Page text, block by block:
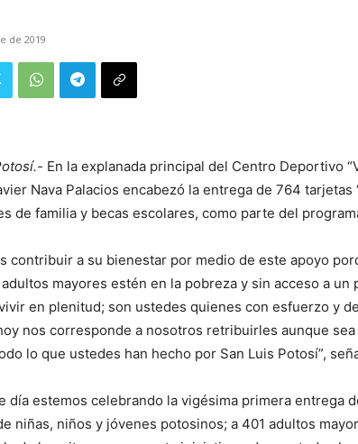
de 2019
En la explanada principal del Centro Deportivo
Nava Palacios encabezó la entrega de 764 tarjetas
de familia y becas escolares, como parte del
contribuir a su bienestar por medio de este apoyo
mayores estén en la pobreza y sin acceso a
en plenitud; son ustedes quienes con esfuerzo y
nos corresponde a nosotros retribuirles aunque
lo que ustedes han hecho por San Luis Potosí”,
día estemos celebrando la vigésima primera entrega
niñas, niños y jóvenes potosinos; a 401 adultos